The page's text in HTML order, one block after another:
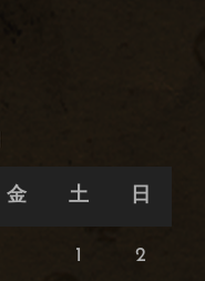
金 土 日
1 2